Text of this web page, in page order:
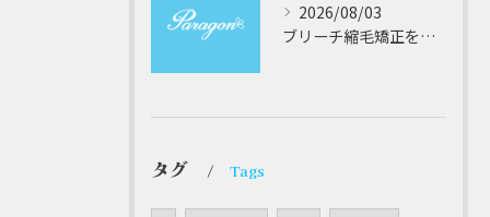
2026/08/03
ブリーチ縮毛矯正を安全に受けるための大阪府対応サロン選びと髪質改善のポイント
タグ Tags